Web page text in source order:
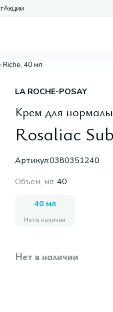
Акции
40 мл
LA ROCHE-POSAY
Крем для
Rosaliac
Артикул:0380351240
Объем, мл: 40
40 мл
Нет в наличии
Нет в наличии